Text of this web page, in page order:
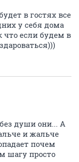
в гостях все
у себя дома
что если будем в
души они... А
и жальче
почем
шагу просто